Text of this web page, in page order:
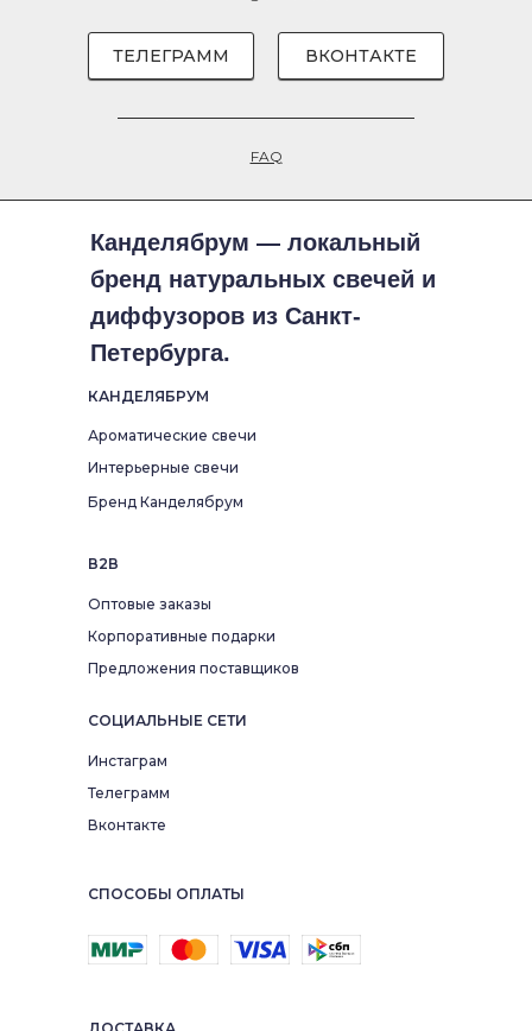
FAQ
ТЕЛЕГРАММ ВКОНТАКТЕ
Канделябрум — локальный
бренд натуральных свечей и
диффузоров из Санкт-
Петербурга.
В2В
Оптовые заказы
Корпоративные подарки
Предложения поставщиков
СПОСОБЫ ОПЛАТЫ
СОЦИАЛЬНЫЕ СЕТИ
Инстаграм
Телеграмм
Вконтакте
КАНДЕЛЯБРУМ
Ароматические свечи
Интерьерные свечи
Бренд Канделябрум